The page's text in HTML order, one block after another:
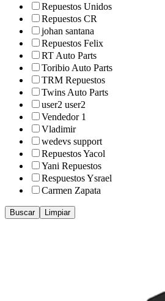
Repuestos Unidos
Repuestos CR
johan santana
Repuestos Felix
RT Auto Parts
Toribio Auto Parts
TRM Repuestos
Twins Auto Parts
user2 user2
Vendedor 1
Vladimir
wedevs support
Repuestos Yacol
Yani Repuestos
Respuestos Ysrael
Carmen Zapata
Buscar Limpiar